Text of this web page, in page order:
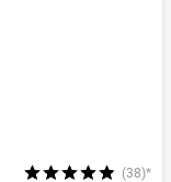
(38)*